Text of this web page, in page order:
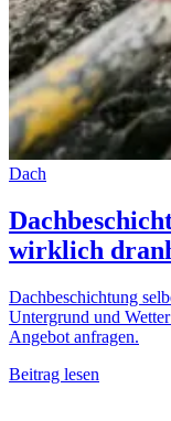
Dach
wirklich
Dachbeschichtung
Untergrund und
Angebot anfragen.
Beitrag lesen